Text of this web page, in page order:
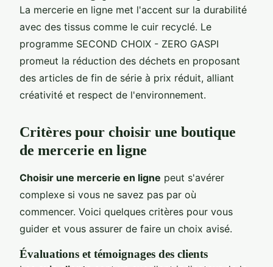
La mercerie en ligne met l'accent sur la durabilité
avec des tissus comme le cuir recyclé. Le
programme SECOND CHOIX - ZERO GASPI
promeut la réduction des déchets en proposant
des articles de fin de série à prix réduit, alliant
créativité et respect de l'environnement.
Critères pour choisir une boutique
de mercerie en ligne
Choisir une mercerie en ligne peut s'avérer
complexe si vous ne savez pas par où
commencer. Voici quelques critères pour vous
guider et vous assurer de faire un choix avisé.
Évaluations et témoignages des clients